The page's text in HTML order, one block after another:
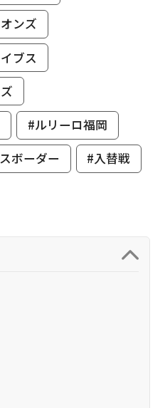
ンズ
ブス
#ルリーロ福岡
ボーダー #入替戦